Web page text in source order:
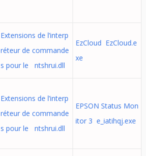
Extensions de l’interp
réteur de commande
s pour le ntshrui.dll
EzCloud EzCloud.e
xe
Extensions de l’interp
réteur de commande
s pour le ntshrui.dll
EPSON Status Mon
itor 3 e_iatihqj.exe